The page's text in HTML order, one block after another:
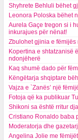
Shyhrete Behluli bëhet
Leonora Poloska bëhet
Aurela Gaçe tregon si i
inkurajues për nënat!
Zbulohet gjinia e fëmijës
Kopertina e shtatzanisë
ndonjëherë
Kaq shumë dado për
Këngëtarja shqiptare
Vajza e `Zanës’ një
Fotoja që ka publikuar
Shikoni sa është rritur
Cristiano Ronaldo baba
Moderatorja dhe
Angelina Jolie me